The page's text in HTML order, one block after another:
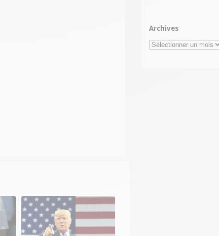
Archives
Archives